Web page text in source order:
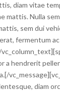
diam vitae
Nulla
sem dui
fermentum
hendrerit
diam